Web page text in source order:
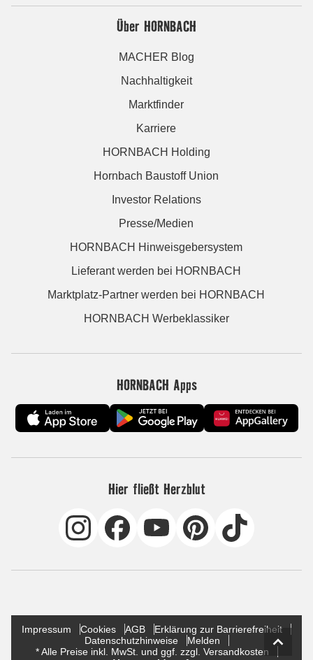
Über HORNBACH
MACHER Blog
Nachhaltigkeit
Marktfinder
Karriere
HORNBACH Holding
Hornbach Baustoff Union
Investor Relations
Presse/Medien
HORNBACH Hinweisgebersystem
Lieferant werden bei HORNBACH
Marktplatz-Partner werden bei HORNBACH
HORNBACH Werbeklassiker
HORNBACH Apps
Hier fließt Herzblut
Impressum Cookies AGB
Erklärung zur Barrierefreiheit
Datenschutzhinweise
Melden
* Alle Preise inkl. MwSt. und ggf. zzgl. Versandkosten